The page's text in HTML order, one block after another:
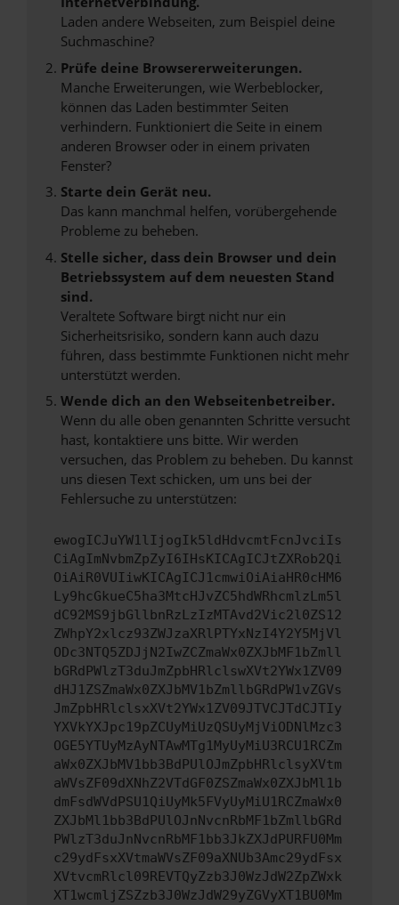
Laden andere Webseiten, zum Beispiel deine
Suchmaschine?
Prüfe deine Browsererweiterungen.
Manche Erweiterungen, wie Werbeblocker,
können das Laden bestimmter Seiten
verhindern. Funktioniert die Seite in einem
anderen Browser oder in einem privaten
Fenster?
Starte dein Gerät neu.
Das kann manchmal helfen, vorübergehende
Probleme zu beheben.
Stelle sicher, dass dein Browser und dein
Betriebssystem auf dem neuesten Stand
sind.
Veraltete Software birgt nicht nur ein
Sicherheitsrisiko, sondern kann auch dazu
führen, dass bestimmte Funktionen nicht mehr
unterstützt werden.
Wende dich an den Webseitenbetreiber.
Wenn du alle oben genannten Schritte versucht
hast, kontaktiere uns bitte. Wir werden
versuchen, das Problem zu beheben. Du kannst
uns diesen Text schicken, um uns bei der
Fehlersuche zu unterstützen:
ewogICJuYW1lIjogIk5ldHdvcmtFcnJvciIs
CiAgImNvbmZpZyI6IHsKICAgICJtZXRob2Qi
OiAiR0VUIiwKICAgICJ1cmwiOiAiaHR0cHM6
Ly9hcGkueC5ha3MtcHJvZC5hdWRhcmlzLm5l
dC92MS9jbGllbnRzLzIzMTAvd2Vic2l0ZS12
ZWhpY2xlcz93ZWJzaXRlPTYxNzI4Y2Y5MjVl
ODc3NTQ5ZDJjN2IwZCZmaWx0ZXJbMF1bZmll
bGRdPWlzT3duJmZpbHRlclswXVt2YWx1ZV09
dHJ1ZSZmaWx0ZXJbMV1bZmllbGRdPW1vZGVs
JmZpbHRlclsxXVt2YWx1ZV09JTVCJTdCJTIy
YXVkYXJpc19pZCUyMiUzQSUyMjViODNlMzc3
OGE5YTUyMzAyNTAwMTg1MyUyMiU3RCU1RCZm
aWx0ZXJbMV1bb3BdPUlOJmZpbHRlclsyXVtm
aWVsZF09dXNhZ2VTdGF0ZSZmaWx0ZXJbMl1b
dmFsdWVdPSU1QiUyMk5FVyUyMiU1RCZmaWx0
ZXJbMl1bb3BdPUlOJnNvcnRbMF1bZmllbGRd
PWlzT3duJnNvcnRbMF1bb3JkZXJdPURFU0Mm
c29ydFsxXVtmaWVsZF09aXNUb3Amc29ydFsx
XVtvcmRlcl09REVTQyZzb3J0WzJdW2ZpZWxk
XT1wcmljZSZzb3J0WzJdW29yZGVyXT1BU0Mm